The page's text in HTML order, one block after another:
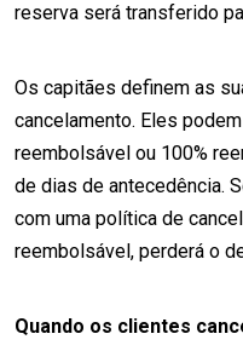
reserva será transferido
Os capitães definem as
cancelamento. Eles
reembolsável ou 100%
de dias de antecedência.
com uma política de
reembolsável, perderá o
Quando os clientes